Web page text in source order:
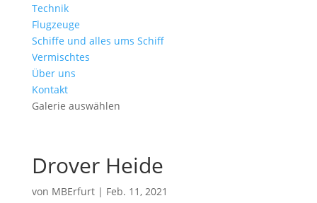
Technik
Flugzeuge
Schiffe und alles ums Schiff
Vermischtes
Über uns
Kontakt
Galerie auswählen
Drover Heide
von MBErfurt| Feb. 11, 2021